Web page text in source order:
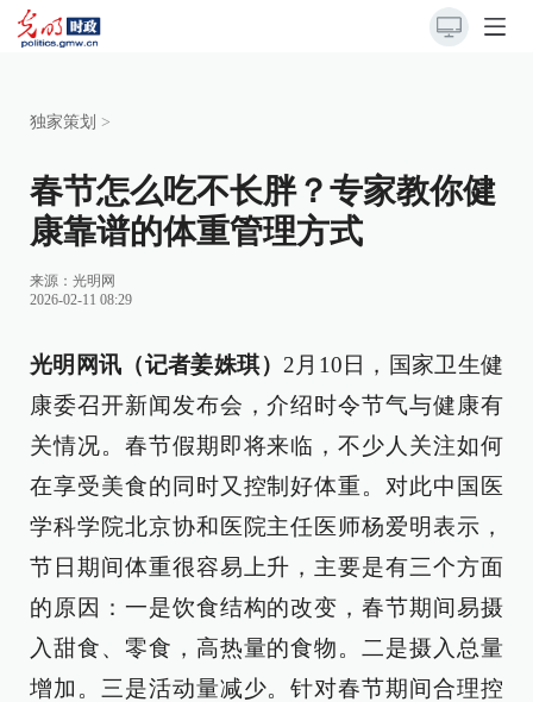
独家策划 >
春节怎么吃不长胖？专家教你健
康靠谱的体重管理方式
来源：光明网
2026-02-11 08:29
光明网讯（记者姜姝琪） 2月10日，国家卫生健
康委召开新闻发布会，介绍时令节气与健康有
关情况。春节假期即将来临，不少人关注如何
在享受美食的同时又控制好体重。对此中国医
学科学院北京协和医院主任医师杨爱明表示，
节日期间体重很容易上升，主要是有三个方面
的原因：一是饮食结构的改变，春节期间易摄
入甜食、零食，高热量的食物。二是摄入总量
增加。三是活动量减少。针对春节期间合理控